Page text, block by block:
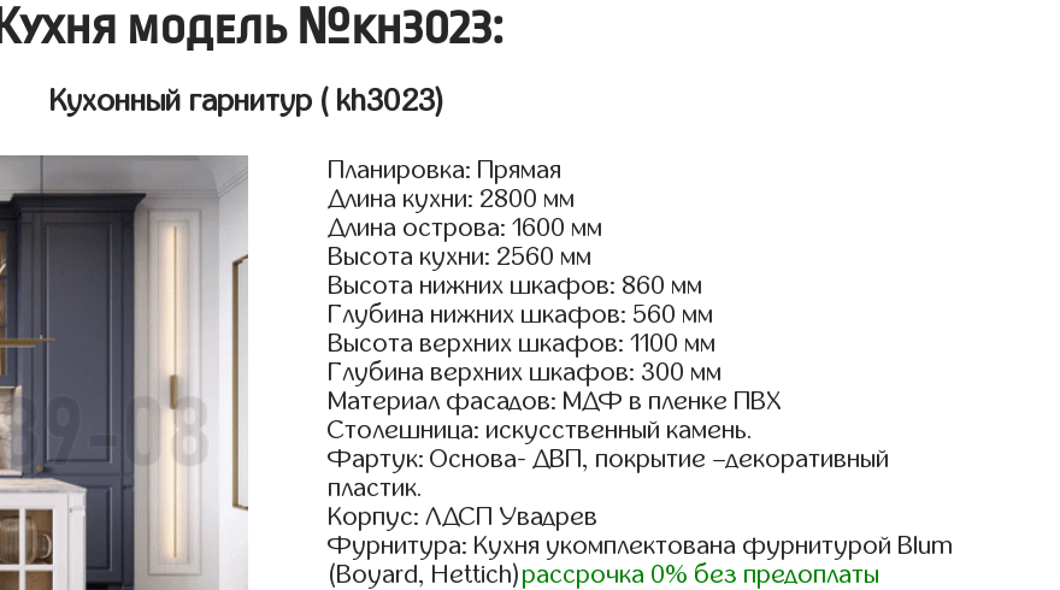
Кухня модель №kh3023:
Кухонный гарнитур ( kh3023)
Планировка: Прямая
Длина кухни: 2800 мм
Длина острова: 1600 мм
Высота кухни: 2560 мм
Высота нижних шкафов: 860 мм
Глубина нижних шкафов: 560 мм
Высота верхних шкафов: 1100 мм
Глубина верхних шкафов: 300 мм
Материал фасадов: МДФ в пленке ПВХ
Столешница: искусственный камень.
Фартук: Основа- ДВП, покрытие –декоративный
пластик.
Корпус: ЛДСП Увадрев
Фурнитура: Кухня укомплектована фурнитурой Blum
(Boyard, Hettich)рассрочка 0% без предоплаты